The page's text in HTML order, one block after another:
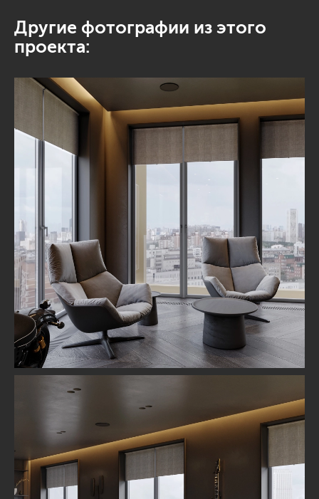
Другие фотографии из этого
проекта: